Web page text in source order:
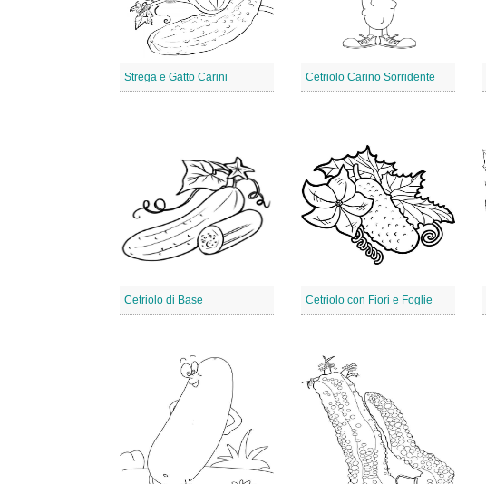
Strega e Gatto Carini Cetriolo Carino Sorridente
Cetriolo di Base Cetriolo con Fiori e Foglie